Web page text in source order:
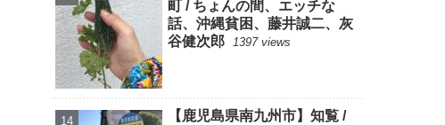
町 / ちょんの間、エッチな
話、沖縄貧困、藤井誠二、灰
谷健次郎 1397 views
【鹿児島県南九州市】知覧 /